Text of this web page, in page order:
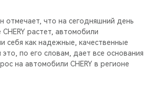
отмечает, что на сегодняшний день
растет, автомобили
себя как надежные, качественные
по его словам, дает все основания
на автомобили CHERY в регионе